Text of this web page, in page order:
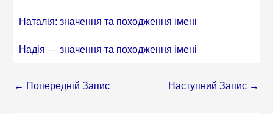
Наталія: значення та походження імені
Надія — значення та походження імені
← Попередній Запис Наступний Запис →